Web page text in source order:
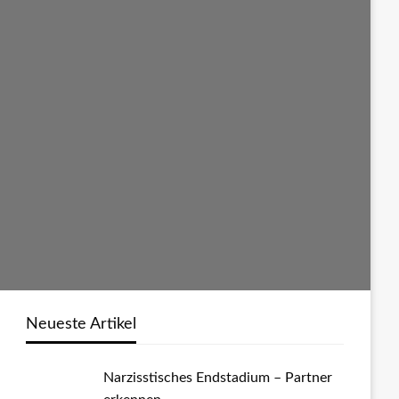
Neueste Artikel
Narzisstisches Endstadium – Partner